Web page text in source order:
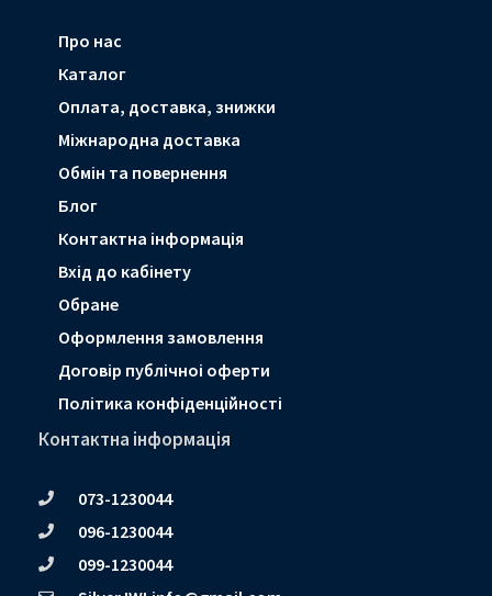
Про нас
Каталог
Оплата, доставка, знижки
Мiжнародна доставка
Обмін та повернення
Блог
Контактна інформація
Вхід до кабінету
Обране
Оформлення замовлення
Договір публічноі оферти
Політика конфіденційності
Контактна інформація
073-1230044
096-1230044
099-1230044